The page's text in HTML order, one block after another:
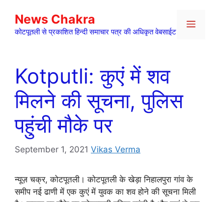
content
News Chakra
कोटपूतली से प्रकाशित हिन्दी समाचार पत्र की अधिकृत वेबसाईट
Menu
Kotputli: कुएं में शव
मिलने की सूचना, पुलिस
पहुंची मौके पर
September 1, 2021 Vikas Verma
न्यूज़ चक्र, कोटपूतली। कोटपूतली के खेड़ा निहालपुरा गांव के
समीप नई ढाणी में एक कुएं में युवक का शव होने की सूचना मिली